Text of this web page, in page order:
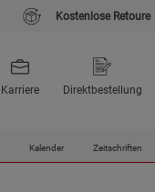
Kostenlose Retoure
Karriere Direktbestellung
Kalender Zeitschriften